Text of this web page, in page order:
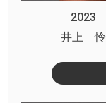
2023
井上 怜